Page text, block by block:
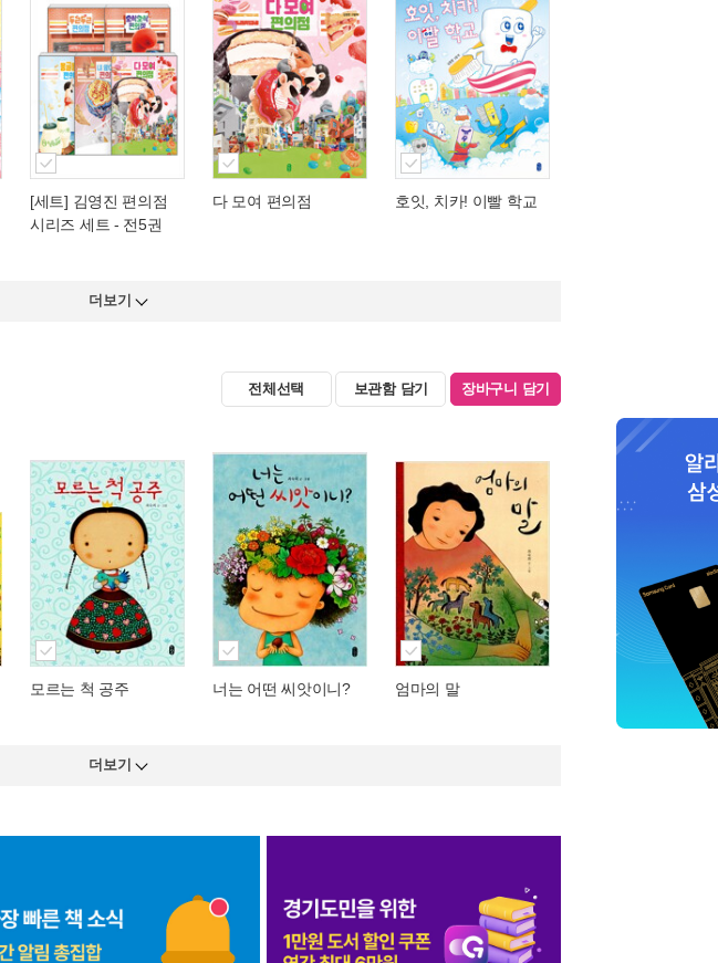
[세트] 김영진 편의점
시리즈 세트 - 전5권
다 모여 편의점 호잇, 치카! 이빨 학교
더보기
전체선택 보관함 담기 장바구니 담기
모르는 척 공주 너는 어떤 씨앗이니? 엄마의 말
더보기